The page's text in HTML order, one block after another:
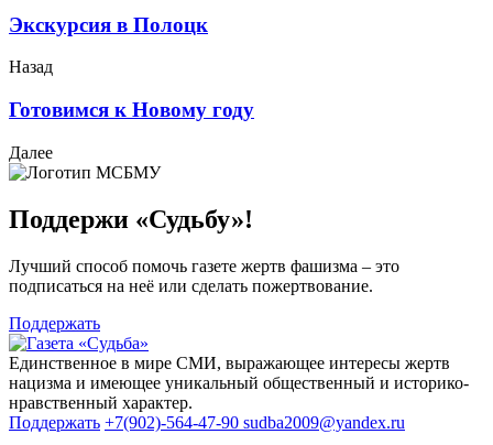
Экскурсия в Полоцк
Назад
Готовимся к Новому году
Далее
Поддержи «Судьбу»!
Лучший способ помочь газете жертв фашизма – это
подписаться на неё или сделать пожертвование.
Поддержать
Единственное в мире СМИ, выражающее интересы жертв
нацизма и имеющее уникальный общественный и историко-
нравственный характер.
Поддержать +7(902)-564-47-90 sudba2009@yandex.ru